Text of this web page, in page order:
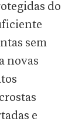
do
sem
novas
e